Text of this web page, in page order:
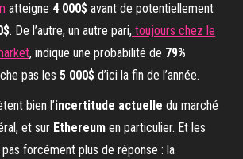
atteigne 4 000$ avant de potentiellement
. De l’autre, un autre pari, toujours chez le
, indique une probabilité de 79%
pas les 5 000$ d’ici la fin de l’année.
bien l’incertitude actuelle du marché
et sur Ethereum en particulier. Et les
forcément plus de réponse : la